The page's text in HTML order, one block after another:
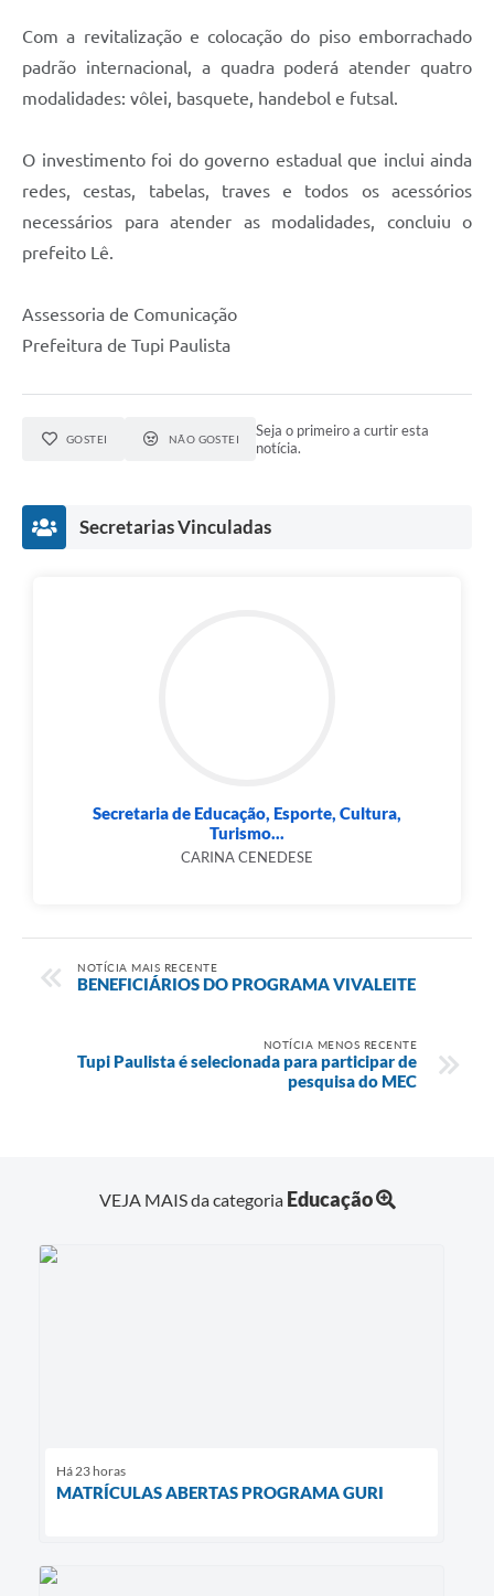
Com a revitalização e colocação do piso emborrachado
padrão internacional, a quadra poderá atender quatro
modalidades: vôlei, basquete, handebol e futsal.
O investimento foi do governo estadual que inclui ainda
redes, cestas, tabelas, traves e todos os acessórios
necessários para atender as modalidades, concluiu o
prefeito Lê.
Assessoria de Comunicação
Prefeitura de Tupi Paulista
GOSTEI NÃO GOSTEI
Seja o primeiro a curtir esta
notícia.
Secretarias Vinculadas
Secretaria de Educação, Esporte, Cultura,
Turismo...
CARINA CENEDESE
NOTÍCIA MAIS RECENTE
BENEFICIÁRIOS DO PROGRAMA VIVALEITE
NOTÍCIA MENOS RECENTE
Tupi Paulista é selecionada para participar de
pesquisa do MEC
VEJA MAIS da categoria Educação
Há 23 horas
MATRÍCULAS ABERTAS PROGRAMA GURI